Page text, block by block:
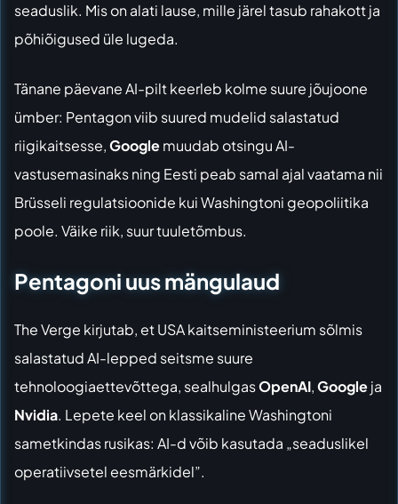
seaduslik. Mis on alati lause, mille järel tasub rahakott ja
põhiõigused üle lugeda.
Tänane päevane AI-pilt keerleb kolme suure jõujoone
ümber: Pentagon viib suured mudelid salastatud
riigikaitsesse,Googlemuudab otsingu AI-
vastusemasinaks ning Eesti peab samal ajal vaatama nii
Brüsseli regulatsioonide kui Washingtoni geopoliitika
poole. Väike riik, suur tuuletõmbus.
Pentagoni uus mängulaud
The Verge kirjutab, et USA kaitseministeerium sõlmis
salastatud AI-lepped seitsme suure
tehnoloogiaettevõttega, sealhulgasOpenAI,Googleja
Nvidia. Lepete keel on klassikaline Washingtoni
sametkindas rusikas: AI-d võib kasutada „seaduslikel
operatiivsetel eesmärkidel”.